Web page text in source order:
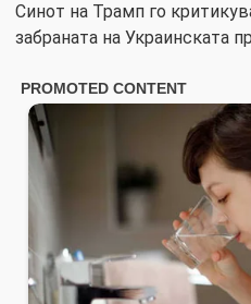
Синот на Трамп го
забраната на Украинската